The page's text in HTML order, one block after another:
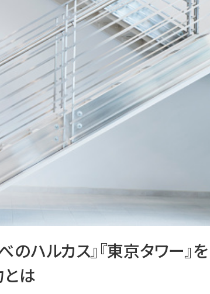
のハルカス』『東京タワー』を
は